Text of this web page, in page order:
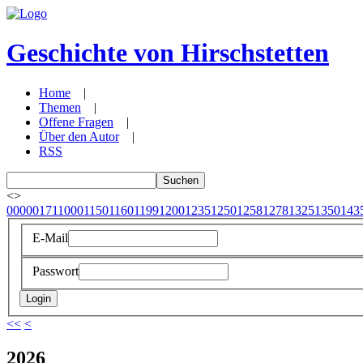
Geschichte von Hirschstetten
Home |
Themen |
Offene Fragen |
Über den Autor|
RSS
<>
0000017110001150116011991200123512501258127813251350
E-Mail
Passwort
<< <
2026